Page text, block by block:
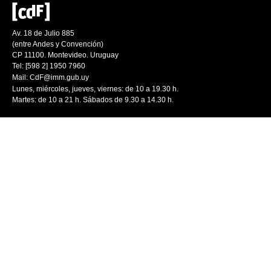
Av. 18 de Julio 885
(entre Andes y Convención)
CP 11100. Montevideo. Uruguay
Tel: [598 2] 1950 7960
Mail: CdF@imm.gub.uy
Lunes, miércoles, jueves, viernes: de 10 a 19.30 h.
Martes: de 10 a 21 h. Sábados de 9.30 a 14.30 h.